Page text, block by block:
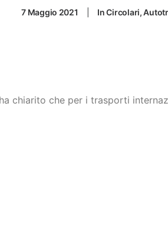
7 Maggio 2021 InCircolari,
chiarito che per i trasporti